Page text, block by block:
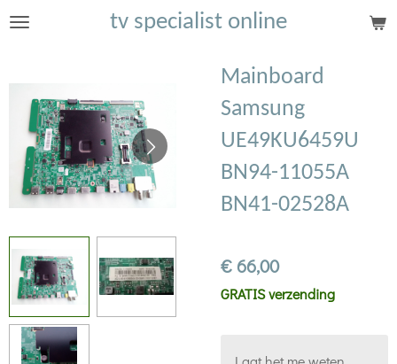
Ga
hoofdinhoud
tv specialist online
Mainboard
Samsung
UE49KU6459U
BN94-11055A
BN41-02528A
€ 66,00
GRATIS verzending